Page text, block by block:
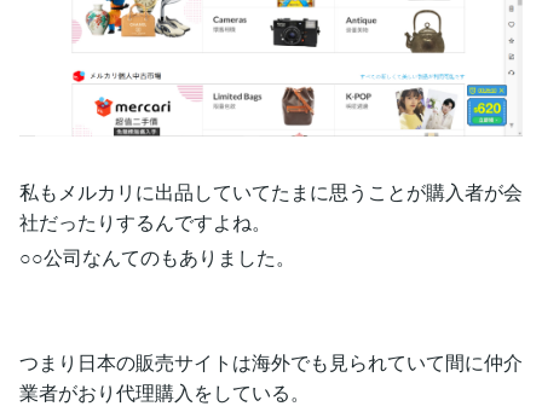
私もメルカリに出品していてたまに思うことが購入者が会
社だったりするんですよね。
○○公司なんてのもありました。
つまり日本の販売サイトは海外でも見られていて間に仲介
業者がおり代理購入をしている。